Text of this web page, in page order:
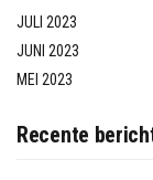
JULI 2023
JUNI 2023
MEI 2023
Recente